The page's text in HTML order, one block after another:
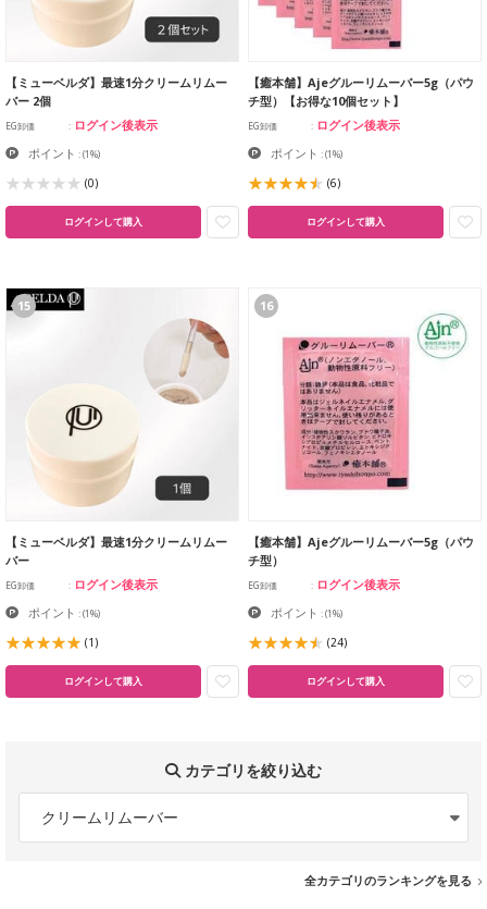
【ミューベルダ】最速1分クリームリムー
バー 2個
EG卸価 ログイン後表示
ポイント :(1%)
(0)
ログインして購入
【癒本舗】Ajeグルーリムーバー5g（パウ
チ型）【お得な10個セット】
EG卸価 ログイン後表示
ポイント :(1%)
(6)
ログインして購入
15
【ミューベルダ】最速1分クリームリムー
バー
EG卸価 ログイン後表示
ポイント :(1%)
(1)
ログインして購入
16
【癒本舗】Ajeグルーリムーバー5g（パウ
チ型）
EG卸価 ログイン後表示
ポイント :(1%)
(24)
ログインして購入
カテゴリを絞り込む
クリームリムーバー
全カテゴリのランキングを見る